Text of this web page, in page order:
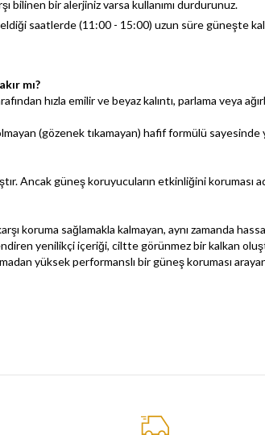
bilinen bir alerjiniz varsa kullanımı durdurunuz.
saatlerde (11:00 - 15:00) uzun süre güneşte
mı?
hızla emilir ve beyaz kalıntı, parlama veya
(gözenek tıkamayan) hafif formülü sayesinde
Ancak güneş koruyucuların etkinliğini koruması
koruma sağlamakla kalmayan, aynı zamanda
yenilikçi içeriği, ciltte görünmez bir kalkan
yüksek performanslı bir güneş koruması